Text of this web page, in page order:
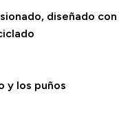
diseñado
y los puños